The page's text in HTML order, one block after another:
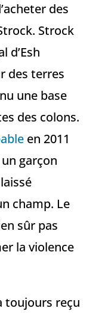
des
Strock
d’Esh
des terres
une base
des colons.
en 2011
garçon
champ. Le
sûr pas
la violence
toujours reçu